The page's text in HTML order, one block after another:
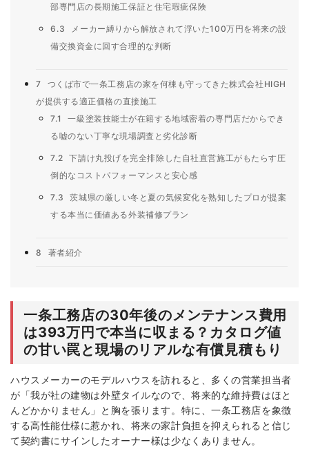
部専門店の長期施工保証と住宅瑕疵保険
6.3
メーカー縛りから解放されて浮いた100万円を将来の設
備交換資金に回す合理的な判断
7
つくば市で一条工務店の家を何棟も守ってきた株式会社HIGH
が提供する適正価格の直接施工
7.1
一級塗装技能士が在籍する地域密着の専門店だからでき
る嘘のない丁寧な現場調査と劣化診断
7.2 下請け丸投げを完全排除した自社直営施工がもたらす圧
倒的なコストパフォーマンスと安心感
7.3
茨城県の厳しい冬と夏の気候変化を熟知したプロが提案
する本当に価値ある外装補修プラン
8 著者紹介
一条工務店の30年後のメンテナンス費用
は393万円で本当に収まる？カタログ値
の甘い罠と現場のリアルな有償見積もり
ハウスメーカーのモデルハウスを訪れると、多くの営業担当者
が「我が社の建物は外壁タイルなので、将来的な維持費はほと
んどかかりません」と胸を張ります。特に、一条工務店を象徴
する高性能仕様に惹かれ、将来の家計負担を抑えられると信じ
て契約書にサインしたオーナー様は少なくありません。